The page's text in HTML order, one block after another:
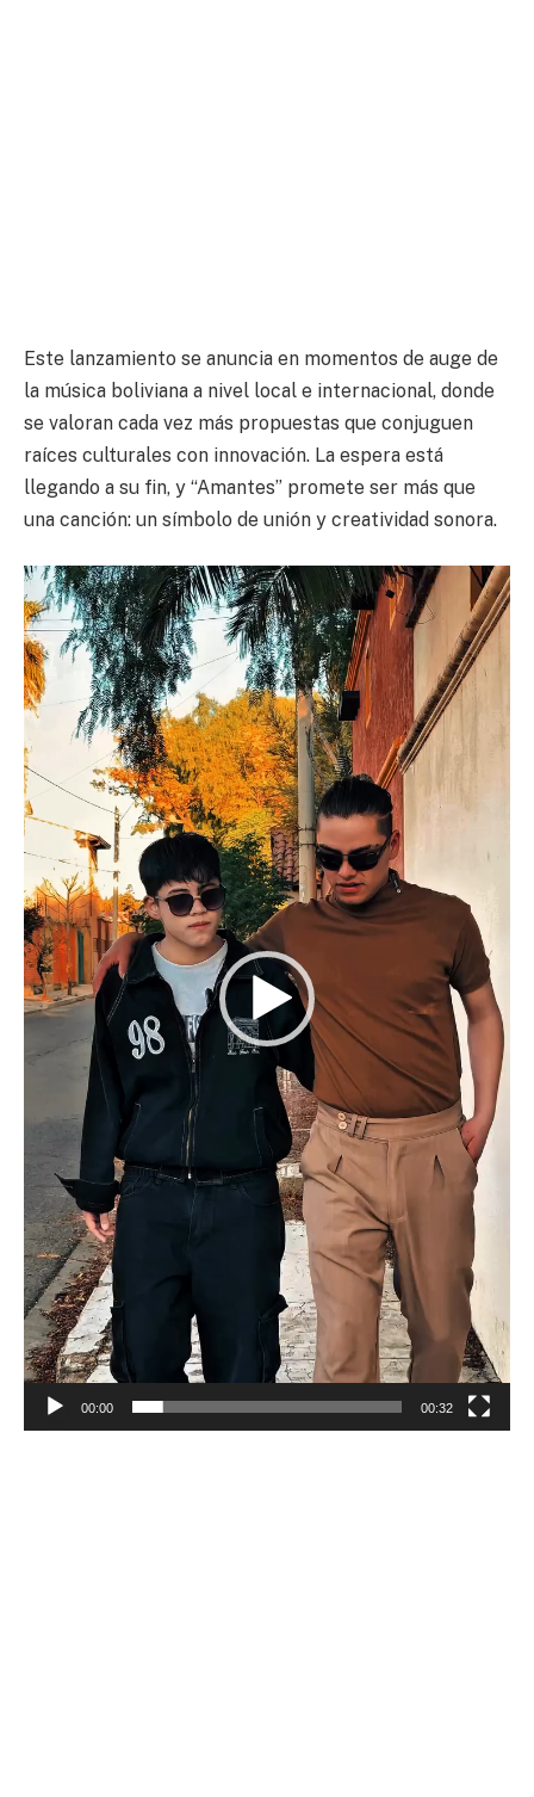
Este lanzamiento se anuncia en momentos de auge de
la música boliviana a nivel local e internacional, donde
se valoran cada vez más propuestas que conjuguen
raíces culturales con innovación. La espera está
llegando a su fin, y “Amantes” promete ser más que
una canción: un símbolo de unión y creatividad sonora.
Reproductor
de
vídeo
00:00 00:32